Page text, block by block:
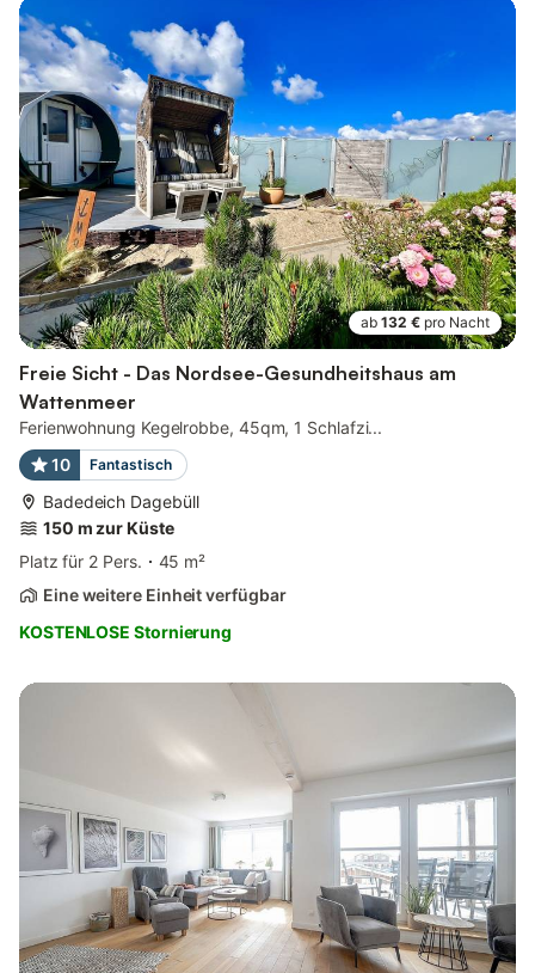
ab 132 € pro Nacht
Freie Sicht - Das Nordsee-Gesundheitshaus am
Wattenmeer
Ferienwohnung Kegelrobbe, 45qm, 1 Schlafzi...
10
Fantastisch
Badedeich Dagebüll
150 m zur Küste
Platz für 2 Pers.
45 m²
Eine weitere Einheit verfügbar
KOSTENLOSE Stornierung